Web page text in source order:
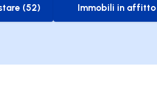
listing
(52)
to-
Immobili in affitto